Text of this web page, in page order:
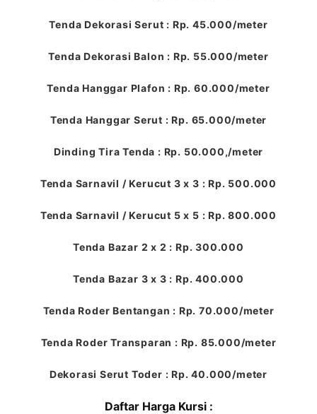
Tenda Dekorasi Serut : Rp. 45.000/meter
Tenda Dekorasi Balon : Rp. 55.000/meter
Tenda Hanggar Plafon : Rp. 60.000/meter
Tenda Hanggar Serut : Rp. 65.000/meter
Dinding Tira Tenda : Rp. 50.000,/meter
Tenda Sarnavil / Kerucut 3 x 3 : Rp. 500.000
Tenda Sarnavil / Kerucut 5 x 5 : Rp. 800.000
Tenda Bazar 2 x 2 : Rp. 300.000
Tenda Bazar 3 x 3 : Rp. 400.000
Tenda Roder Bentangan : Rp. 70.000/meter
Tenda Roder Transparan : Rp. 85.000/meter
Dekorasi Serut Toder : Rp. 40.000/meter
Daftar Harga Kursi :